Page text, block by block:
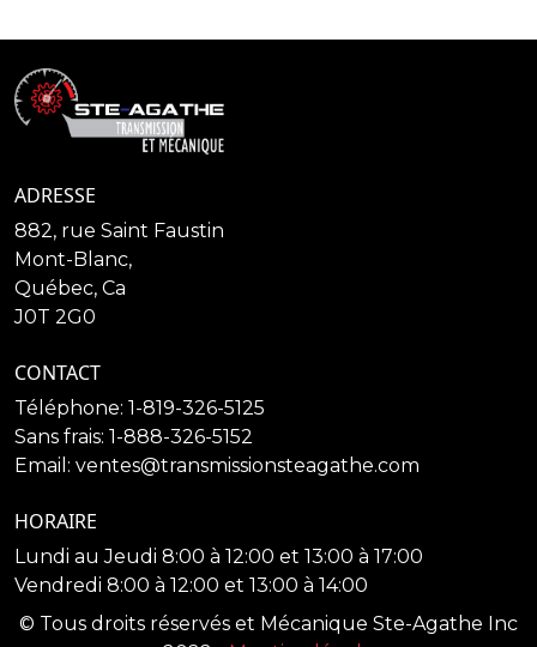
TRANSMISSION
ADRESSE
882, rue Saint Faustin
Mont-Blanc,
Québec, Ca
J0T 2G0
CONTACT
Téléphone: 1-819-326-5125
Sans frais: 1-888-326-5152
Email: ventes@transmissionsteagathe.com
HORAIRE
Lundi au Jeudi 8:00 à 12:00 et 13:00 à 17:00
Vendredi 8:00 à 12:00 et 13:00 à 14:00
© Tous droits réservés et Mécanique Ste-Agathe Inc